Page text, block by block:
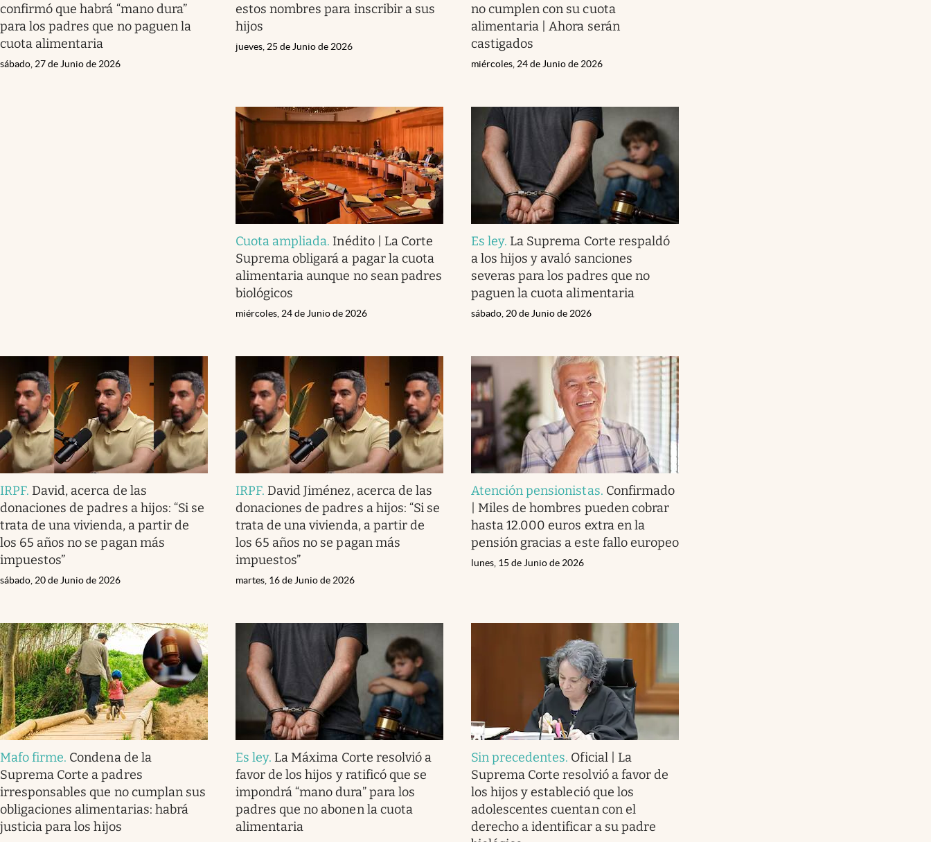
confirmó que habrá “mano dura”
para los padres que no paguen la
cuota alimentaria
sábado, 27 de Junio de 2026
estos nombres para inscribir a sus
hijos
jueves, 25 de Junio de 2026
no cumplen con su cuota
alimentaria | Ahora serán
castigados
miércoles, 24 de Junio de 2026
Cuota ampliada. Inédito | La Corte
Suprema obligará a pagar la cuota
alimentaria aunque no sean padres
biológicos
miércoles, 24 de Junio de 2026
Es ley. La Suprema Corte respaldó
a los hijos y avaló sanciones
severas para los padres que no
paguen la cuota alimentaria
sábado, 20 de Junio de 2026
IRPF. David, acerca de las
donaciones de padres a hijos: “Si se
trata de una vivienda, a partir de
los 65 años no se pagan más
impuestos”
sábado, 20 de Junio de 2026
IRPF. David Jiménez, acerca de las
donaciones de padres a hijos: “Si se
trata de una vivienda, a partir de
los 65 años no se pagan más
impuestos”
martes, 16 de Junio de 2026
Atención pensionistas. Confirmado
| Miles de hombres pueden cobrar
hasta 12.000 euros extra en la
pensión gracias a este fallo europeo
lunes, 15 de Junio de 2026
Mafo firme. Condena de la
Suprema Corte a padres
irresponsables que no cumplan sus
obligaciones alimentarias: habrá
justicia para los hijos
Es ley. La Máxima Corte resolvió a
favor de los hijos y ratificó que se
impondrá “mano dura” para los
padres que no abonen la cuota
alimentaria
Sin precedentes. Oficial | La
Suprema Corte resolvió a favor de
los hijos y estableció que los
adolescentes cuentan con el
derecho a identificar a su padre